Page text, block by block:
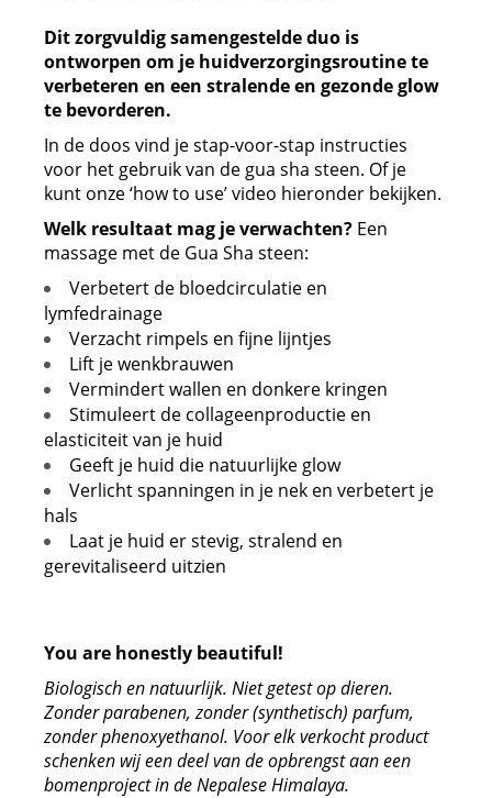
Dit zorgvuldig samengestelde duo is
ontworpen om je huidverzorgingsroutine te
verbeteren en een stralende en gezonde glow
te bevorderen.
In de doos vind je stap-voor-stap instructies
voor het gebruik van de gua sha steen. Of je
kunt onze ‘how to use’ video hieronder bekijken.
Welk resultaat mag je verwachten? Een
massage met de Gua Sha steen:
Verbetert de bloedcirculatie en
lymfedrainage
Verzacht rimpels en fijne lijntjes
Lift je wenkbrauwen
Vermindert wallen en donkere kringen
Stimuleert de collageenproductie en
elasticiteit van je huid
Geeft je huid die natuurlijke glow
Verlicht spanningen in je nek en verbetert je
hals
Laat je huid er stevig, stralend en
gerevitaliseerd uitzien
You are honestly beautiful!
Biologisch en natuurlijk. Niet getest op dieren.
Zonder parabenen, zonder (synthetisch) parfum,
zonder phenoxyethanol. Voor elk verkocht product
schenken wij een deel van de opbrengst aan een
bomenproject in de Nepalese Himalaya.